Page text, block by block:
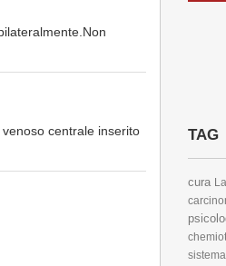
centrale inserito
TAG
cura